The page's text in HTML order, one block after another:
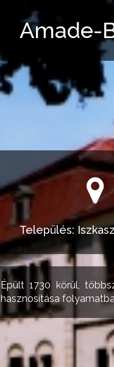
Amade-
Település:
Épült 1730 körül,
hasznosítása